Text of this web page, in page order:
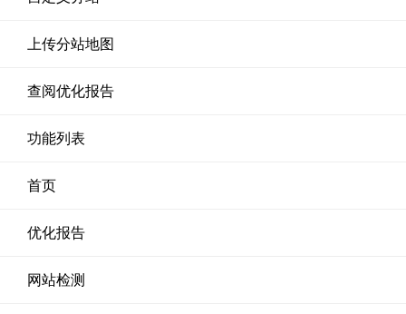
上传分站地图
查阅优化报告
功能列表
首页
优化报告
网站检测